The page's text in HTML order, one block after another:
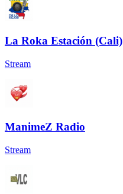
La Roka Estación (Cali)
Stream
ManimeZ Radio
Stream